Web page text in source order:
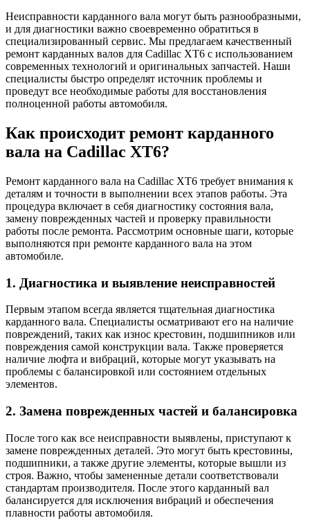
Неисправности карданного вала могут быть разнообразными,
и для диагностики важно своевременно обратиться в
специализированный сервис. Мы предлагаем качественный
ремонт карданных валов для Cadillac XT6 с использованием
современных технологий и оригинальных запчастей. Наши
специалисты быстро определят источник проблемы и
проведут все необходимые работы для восстановления
полноценной работы автомобиля.
Как происходит ремонт карданного
вала на Cadillac XT6?
Ремонт карданного вала на Cadillac XT6 требует внимания к
деталям и точности в выполнении всех этапов работы. Эта
процедура включает в себя диагностику состояния вала,
замену поврежденных частей и проверку правильности
работы после ремонта. Рассмотрим основные шаги, которые
выполняются при ремонте карданного вала на этом
автомобиле.
1. Диагностика и выявление неисправностей
Первым этапом всегда является тщательная диагностика
карданного вала. Специалисты осматривают его на наличие
повреждений, таких как износ крестовин, подшипников или
повреждения самой конструкции вала. Также проверяется
наличие люфта и вибраций, которые могут указывать на
проблемы с балансировкой или состоянием отдельных
элементов.
2. Замена поврежденных частей и балансировка
После того как все неисправности выявлены, приступают к
замене поврежденных деталей. Это могут быть крестовины,
подшипники, а также другие элементы, которые вышли из
строя. Важно, чтобы замененные детали соответствовали
стандартам производителя. После этого карданный вал
балансируется для исключения вибраций и обеспечения
плавности работы автомобиля.